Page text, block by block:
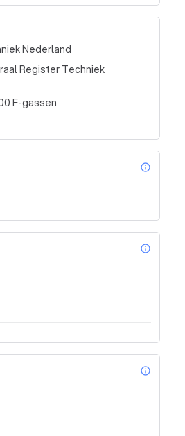
Nederland
Register Techniek
F-gassen